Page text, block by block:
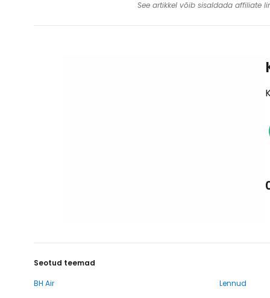
See artikkel võib sisaldada affiliate
Seotud teemad
BH Air
Lennud